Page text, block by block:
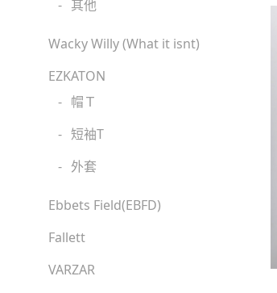
- 其他
Wacky Willy (What it isnt)
EZKATON
- 帽Ｔ
- 短袖T
- 外套
Ebbets Field(EBFD)
Fallett
VARZAR